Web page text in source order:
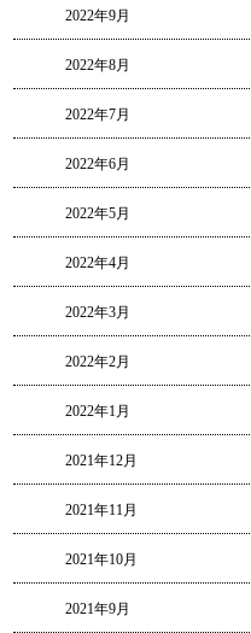
2022年9月
2022年8月
2022年7月
2022年6月
2022年5月
2022年4月
2022年3月
2022年2月
2022年1月
2021年12月
2021年11月
2021年10月
2021年9月